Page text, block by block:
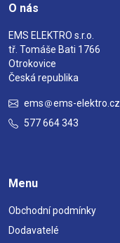
O nás
EMS ELEKTRO s.r.o.
tř. Tomáše Bati 1766
Otrokovice
Česká republika
ems
ems-elektro.cz
577 664 343
Menu
Obchodní podmínky
Dodavatelé